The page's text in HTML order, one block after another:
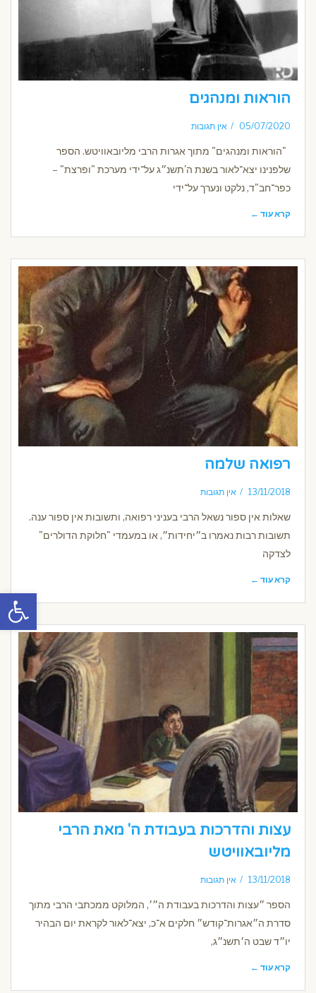
פתח
הוראות ומנהגים
05/07/2020 אין תגובות
"הוראות ומנהגים" מתוך אגרות הרבי מליובאוויטש. הספר
שלפנינו יצא־לאור בשנת ה'תשנ״ג על־ידי מערכת "ופרצת" –
כפר־חב"ד, נלקט ונערך על־ידי
קרא עוד ←
רפואה שלמה
13/11/2018 אין תגובות
שאלות אין ספור נשאל הרבי בעניני רפואה, ותשובות אין ספור ענה.
תשובות רבות נאמרו ב״יחידות״, או במעמדי "חלוקת הדולרים"
לצדקה
קרא עוד ←
עצות והדרכות בעבודת ה' מאת הרבי
מליובאוויטש
13/11/2018 אין תגובות
הספר ״עצות והדרכות בעבודת ה״׳, המלוקט ממכתבי הרבי מתוך
סדרת ה״אגרות־קודש״ חלקים א־כ, יצא־לאור לקראת יום הבהיר
יו״ד שבט ה׳תשנ״ג,
קרא עוד ←